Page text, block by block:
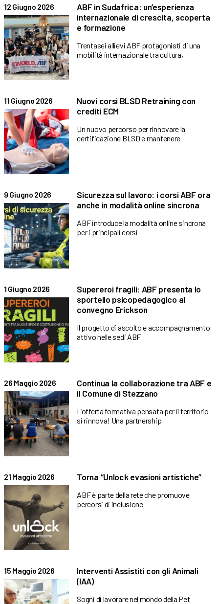
12 Giugno 2026
ABF in Sudafrica: un’esperienza
internazionale di crescita, scoperta
e formazione
Trentasei allievi ABF protagonisti di una
mobilità internazionale tra cultura,
11 Giugno 2026
Nuovi corsi BLSD Retraining con
crediti ECM
Un nuovo percorso per rinnovare la
certificazione BLSD e mantenere
9 Giugno 2026
Sicurezza sul lavoro: i corsi ABF ora
anche in modalità online sincrona
ABF introduce la modalità online sincrona
per i principali corsi
1 Giugno 2026
Supereroi fragili: ABF presenta lo
sportello psicopedagogico al
convegno Erickson
Il progetto di ascolto e accompagnamento
attivo nelle sedi ABF
26 Maggio 2026
Continua la collaborazione tra ABF e
il Comune di Stezzano
L’offerta formativa pensata per il territorio
si rinnova! Una partnership
21 Maggio 2026 Torna “Unlock evasioni artistiche”
ABF è parte della rete che promuove
percorsi di inclusione
15 Maggio 2026
Interventi Assistiti con gli Animali
(IAA)
Sogni di lavorare nel mondo della Pet